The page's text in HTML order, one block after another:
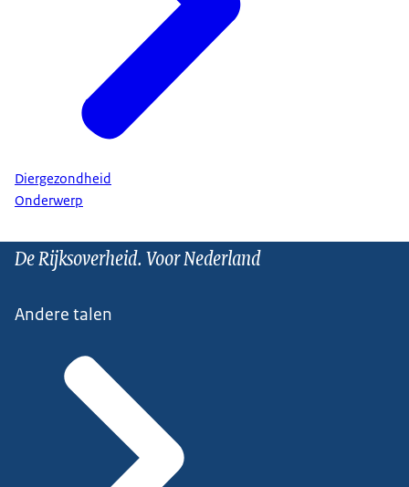
Diergezondheid
Onderwerp
De Rijksoverheid. Voor Nederland
Andere talen